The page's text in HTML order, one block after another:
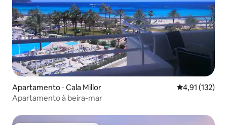
Apartamento ⋅ Cala Millor 4,91 de uma
4,91 (132)
Apartamento à beira-mar